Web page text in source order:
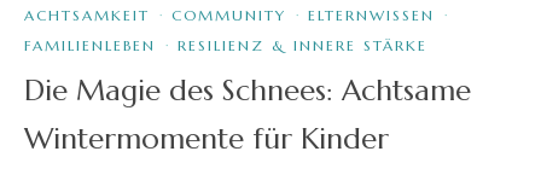
ACHTSAMKEIT · COMMUNITY · ELTERNWISSEN
·
FAMILIENLEBEN
· RESILIENZ & INNERE STÄRKE
Die Magie des Schnees: Achtsame
Wintermomente für Kinder